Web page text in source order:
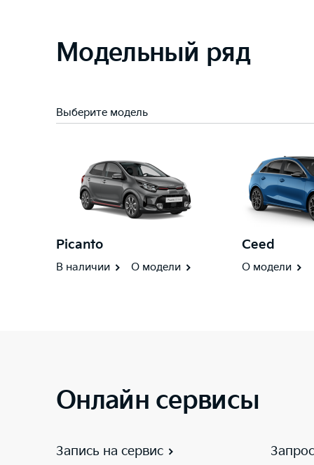
Модельный ряд
Выберите модель
Picanto
В наличии О модели
Ceed
О модели
Онлайн сервисы
Запись на сервис